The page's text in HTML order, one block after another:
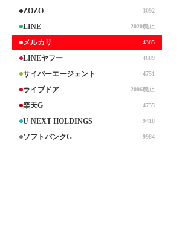
ZOZO 3092
LINE 2020廃止
メルカリ 4385
LINEヤフー 4689
サイバーエージェント 4751
ライブドア 2006廃止
楽天G 4755
U-NEXT HOLDINGS 9418
ソフトバンクG 9984